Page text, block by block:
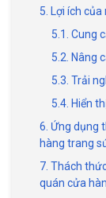
5. Lợi ích
5.1. Cung
5.2. Nâng
5.3. Trải
5.4. Hiển
6. Ứng dụng
hàng trang
7. Thách
quán cửa